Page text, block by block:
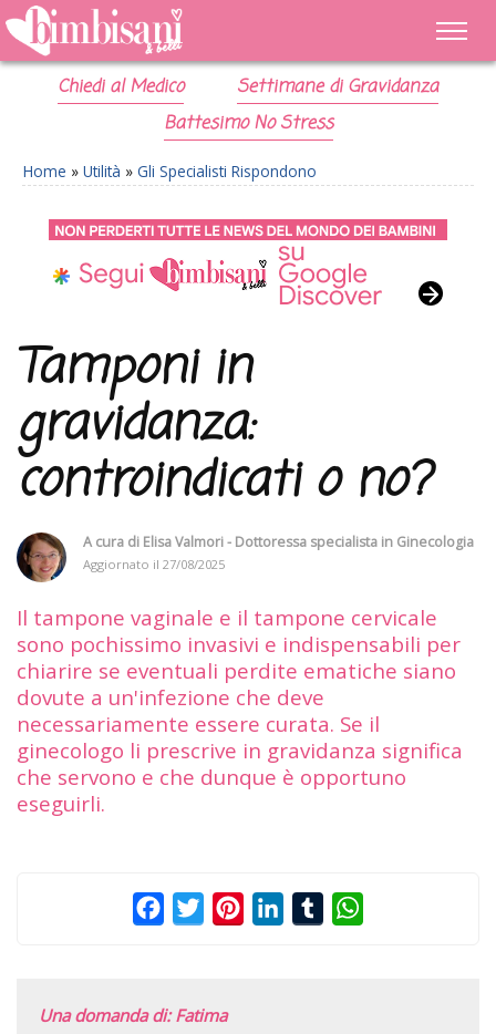
Chiedi al Medico
Settimane di Gravidanza
Battesimo No Stress
Home » Utilità » Gli Specialisti Rispondono
Tamponi in
gravidanza:
controindicati o no?
A cura di Elisa Valmori - Dottoressa specialista in Ginecologia
Aggiornato il 27/08/2025
Il tampone vaginale e il tampone cervicale
sono pochissimo invasivi e indispensabili per
chiarire se eventuali perdite ematiche siano
dovute a un'infezione che deve
necessariamente essere curata. Se il
ginecologo li prescrive in gravidanza significa
che servono e che dunque è opportuno
eseguirli.
FacebookTwitterPinterestLinkedInTumblr
Una domanda di: Fatima